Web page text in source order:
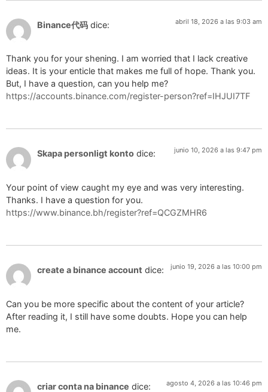
Binance代码 dice: abril 18, 2026 a las 9:03 am
Thank you for your shening. I am worried that I lack creative
ideas. It is your enticle that makes me full of hope. Thank you.
But, I have a question, can you help me?
https://accounts.binance.com/register-person?ref=IHJUI7TF
Skapa personligt konto dice: junio 10, 2026 a las 9:47 pm
Your point of view caught my eye and was very interesting.
Thanks. I have a question for you.
https://www.binance.bh/register?ref=QCGZMHR6
create a binance account dice: junio 19, 2026 a las 10:00 pm
Can you be more specific about the content of your article?
After reading it, I still have some doubts. Hope you can help
me.
criar conta na binance dice: agosto 4, 2026 a las 10:46 pm